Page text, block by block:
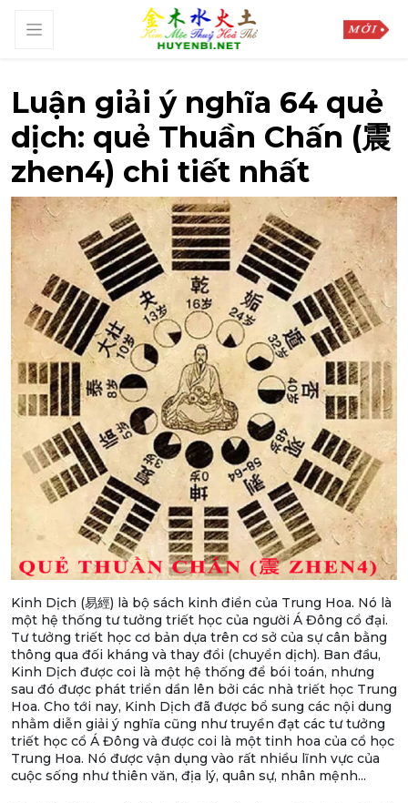
Luận giải ý nghĩa 64 quẻ
dịch: quẻ Thuần Chấn (震
zhen4) chi tiết nhất
Kinh Dịch (易經) là bộ sách kinh điển của Trung Hoa. Nó là
một hệ thống tư tưởng triết học của người Á Đông cổ đại.
Tư tưởng triết học cơ bản dựa trên cơ sở của sự cân bằng
thông qua đối kháng và thay đổi (chuyển dịch). Ban đầu,
Kinh Dịch được coi là một hệ thống để bói toán, nhưng
sau đó được phát triển dần lên bởi các nhà triết học Trung
Hoa. Cho tới nay, Kinh Dịch đã được bổ sung các nội dung
nhằm diễn giải ý nghĩa cũng như truyền đạt các tư tưởng
triết học cổ Á Đông và được coi là một tinh hoa của cổ học
Trung Hoa. Nó được vận dụng vào rất nhiều lĩnh vực của
cuộc sống như thiên văn, địa lý, quân sự, nhân mệnh...